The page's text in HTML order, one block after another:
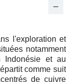
l'exploration et
notamment
Indonésie et au
comme suit